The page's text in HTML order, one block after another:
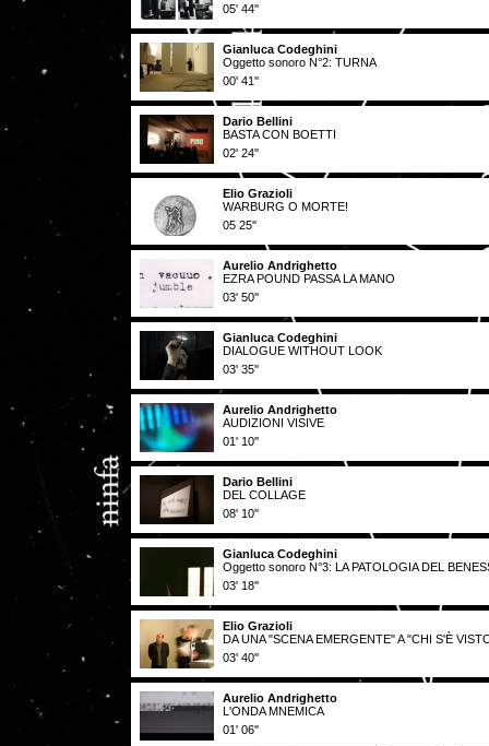
05' 44''
Gianluca Codeghini
Oggetto sonoro N°2: TURNA
00' 41''
Dario Bellini
BASTA CON BOETTI
02' 24''
Elio Grazioli
WARBURG O MORTE!
05 25''
Aurelio Andrighetto
EZRA POUND PASSA LA MANO
03' 50''
Gianluca Codeghini
DIALOGUE WITHOUT LOOK
03' 35''
Aurelio Andrighetto
AUDIZIONI VISIVE
01' 10''
Dario Bellini
DEL COLLAGE
08' 10''
Gianluca Codeghini
Oggetto sonoro N°3: LA PATOLOGIA DEL
03' 18''
Elio Grazioli
DA UNA "SCENA EMERGENTE" A "CHI S'È
03' 40''
Aurelio Andrighetto
L'ONDA MNEMICA
01' 06''